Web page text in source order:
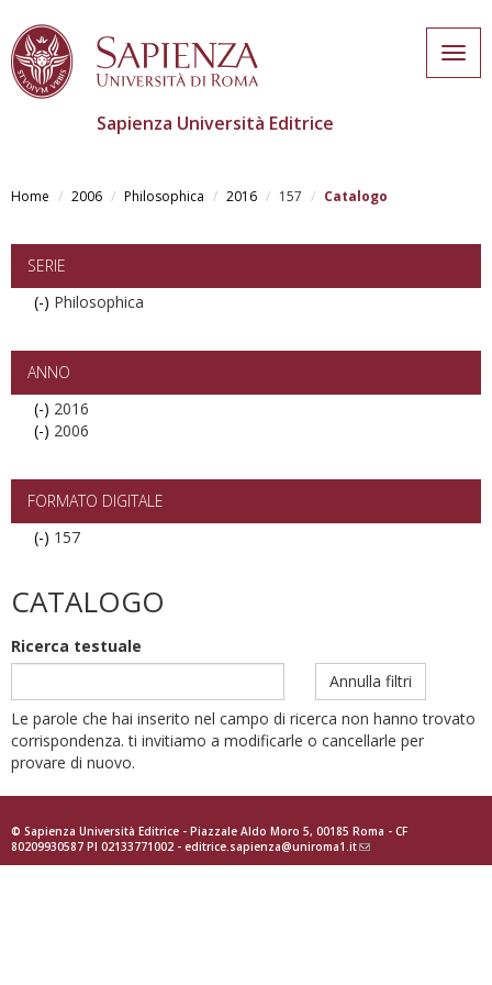
main
Sapienza Università Editrice
Home 2006 Philosophica 2016 157 Catalogo
SERIE
(-) Remove
filter
Philosophica
ANNO
(-) Remove
2016
2016
(-) Remove
filter
2006
FORMATO DIGITALE
(-) Remove
157
CATALOGO
Ricerca testuale
Annulla filtri
Le parole che hai inserito nel campo di ricerca non hanno trovato
corrispondenza. ti invitiamo a modificarle o cancellarle per
provare di nuovo.
© Sapienza Università Editrice - Piazzale Aldo Moro 5, 00185 Roma - CF
80209930587 PI 02133771002 - editrice.sapienza@uniroma1.it(link
sends